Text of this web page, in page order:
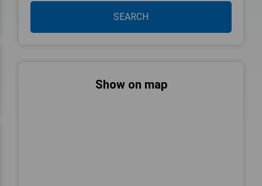
SEARCH
Show on map